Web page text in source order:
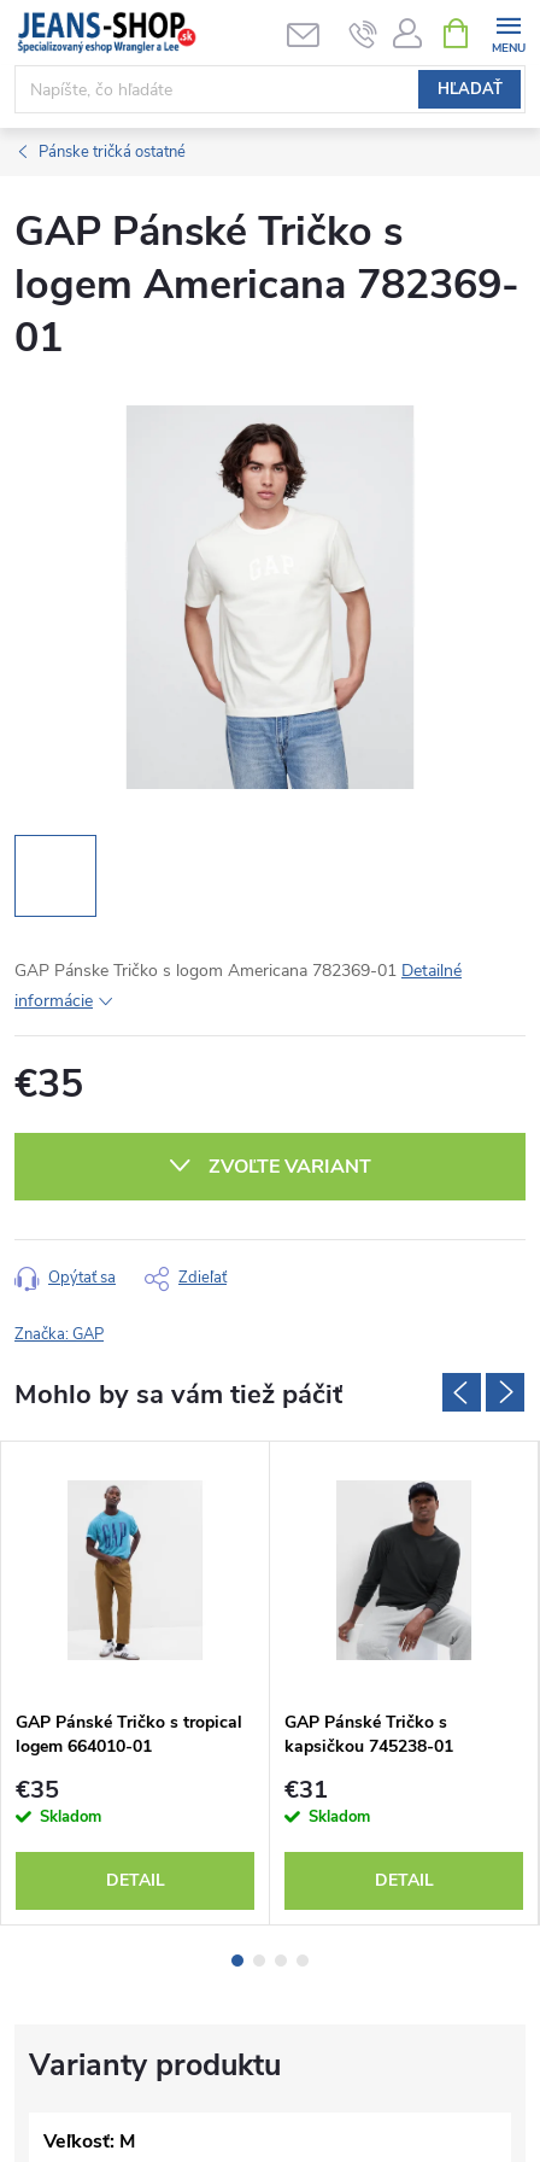
Prejsť
obsah
HĽADAŤ
KOŠÍK
Pánske tričká ostatné
GAP Pánské Tričko s
logem Americana 782369-
01
GAP Pánske Tričko s logom Americana 782369-01 Detailné
informácie
€35
ZVOĽTE VARIANT
Opýtať sa Zdieľať
Značka:GAP
Veľkosť: M
GAP Pánské Tričko s tropical
logem 664010-01
€35
Skladom
DETAIL
GAP Pánské Tričko s
kapsičkou 745238-01
€31
Skladom
DETAIL